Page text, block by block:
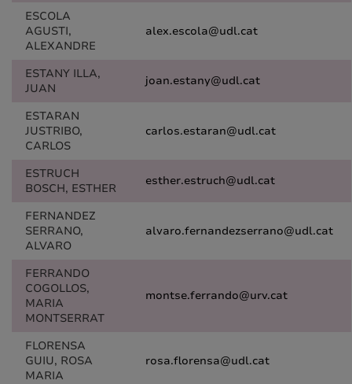
ESCOLA
AGUSTI,
ALEXANDRE
alex.escola@udl.cat
ESTANY ILLA,
JUAN
joan.estany@udl.cat
ESTARAN
JUSTRIBO,
CARLOS
carlos.estaran@udl.cat
ESTRUCH
BOSCH, ESTHER
esther.estruch@udl.cat
FERNANDEZ
SERRANO,
ALVARO
alvaro.fernandezserrano@udl.cat
FERRANDO
COGOLLOS,
MARIA
MONTSERRAT
montse.ferrando@urv.cat
FLORENSA
GUIU, ROSA
MARIA
rosa.florensa@udl.cat